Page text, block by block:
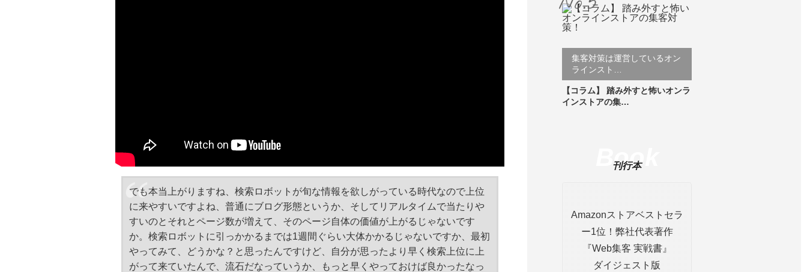
でも本当上がりますね、検索ロボットが旬な情報を欲しがっている時代なので上位
に来やすいですよね、普通にブログ形態というか、そしてリアルタイムで当たりや
すいのとそれとページ数が増えて、そのページ自体の価値が上がるじゃないです
か。検索ロボットに引っかかるまでは1週間ぐらい大体かかるじゃないですか、最初
やってみて、どうかな？と思ったんですけど、自分が思ったより早く検索上位に上
がって来ていたんで、流石だなっていうか、もっと早くやっておけば良かったなっ
集客対策は運営しているオン
ラインスト…
【コラム】 踏み外すと怖いオンラ
インストアの集…
刊行本
Book
Amazonストアベストセラ
ー1位！弊社代表著作
『Web集客 実戦書』
ダイジェスト版